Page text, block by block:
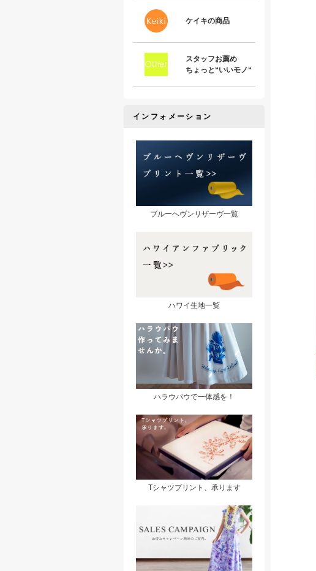
ケイキの商品
スタッフお薦め
ちょっと“いいモノ“
インフォメーション
ブルーヘヴンリザーヴ一覧
ハワイ生地一覧
ハラウパウで一体感を！
Tシャツプリント、承ります